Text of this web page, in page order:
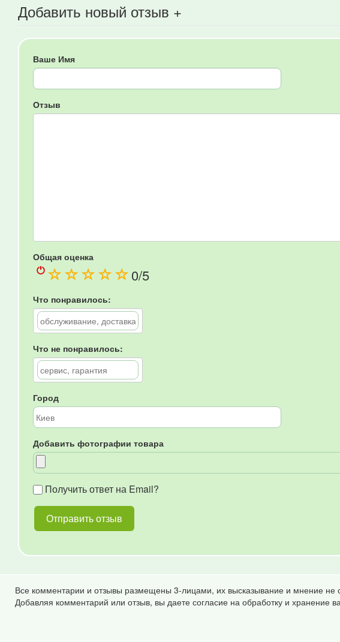
Добавить новый отзыв +
Ваше Имя
Отзыв
Общая оценка
(
(
(
(
(
0/5
Что понравилось:
Что не понравилось:
Город
Добавить фотографии товара
Получить ответ на Email?
Все комментарии и отзывы размещены 3-лицами, их высказывание и мнение не
Добавляя комментарий или отзыв, вы даете согласие на обработку и хранение